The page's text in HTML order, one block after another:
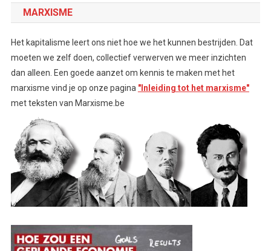
MARXISME
Het kapitalisme leert ons niet hoe we het kunnen bestrijden. Dat
moeten we zelf doen, collectief verwerven we meer inzichten
dan alleen. Een goede aanzet om kennis te maken met het
marxisme vind je op onze pagina "Inleiding tot het marxisme"
met teksten van Marxisme.be